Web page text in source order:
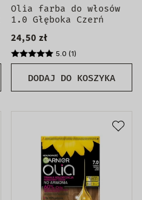
DODAJ DO KOSZYKA
Olia farba do włosów
1.0 Głęboka Czerń
24,50 zł
5.0 (1)